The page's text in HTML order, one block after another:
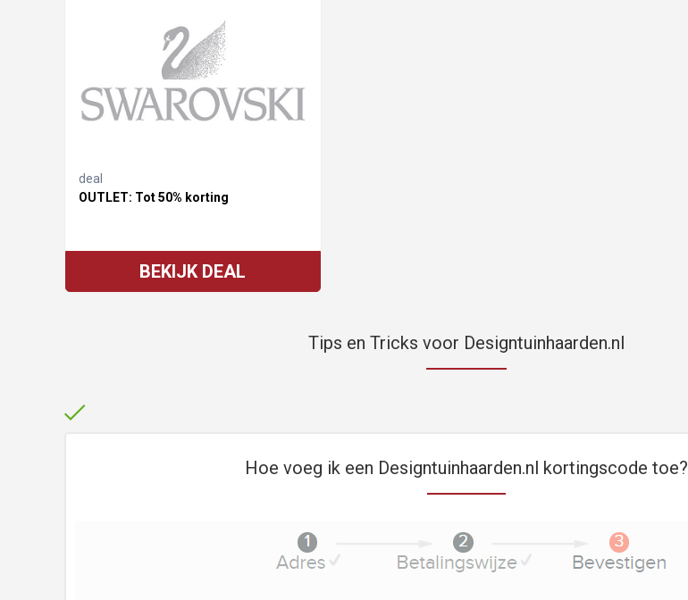
deal
OUTLET: Tot 50% korting
BEKIJK DEAL
Tips en Tricks voor Designtuinhaarden.nl
Hoe voeg ik een Designtuinhaarden.nl kortingscode toe?